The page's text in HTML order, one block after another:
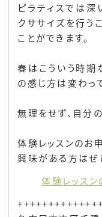
ピラティスでは
クササイズを行う
ことができます。
春はこういう時期
の感じ方は変わっ
無理をせず、自分
体験レッスンのお
興味がある方はぜ
体験レッス